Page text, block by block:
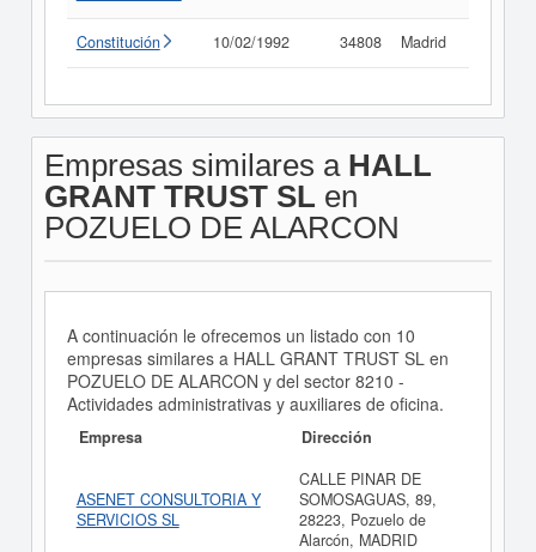
Constitución 10/02/1992 34808 Madrid
Empresas similares a HALL
GRANT TRUST SL en
POZUELO DE ALARCON
A continuación le ofrecemos un listado con 10
empresas similares a HALL GRANT TRUST SL en
POZUELO DE ALARCON y del sector 8210 -
Actividades administrativas y auxiliares de oficina.
Empresa Dirección
ASENET CONSULTORIA Y
SERVICIOS SL
CALLE PINAR DE
SOMOSAGUAS, 89,
28223, Pozuelo de
Alarcón, MADRID